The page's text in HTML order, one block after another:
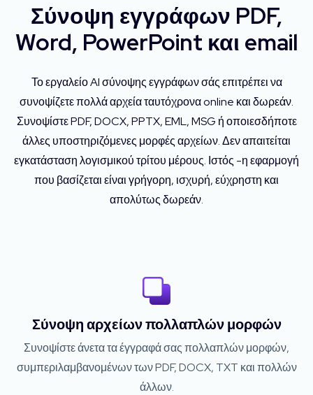
Σύνοψη εγγράφων PDF,
Word, PowerPoint και email
Το εργαλείο AI σύνοψης εγγράφων σάς επιτρέπει να
συνοψίζετε πολλά αρχεία ταυτόχρονα online και δωρεάν.
Συνοψίστε PDF, DOCX, PPTX, EML, MSG ή οποιεσδήποτε
άλλες υποστηριζόμενες μορφές αρχείων. Δεν απαιτείται
εγκατάσταση λογισμικού τρίτου μέρους. Ιστός -η εφαρμογή
που βασίζεται είναι γρήγορη, ισχυρή, εύχρηστη και
απολύτως δωρεάν.
Σύνοψη αρχείων πολλαπλών μορφών
Συνοψίστε άνετα τα έγγραφά σας πολλαπλών μορφών,
συμπεριλαμβανομένων των PDF, DOCX, TXT και πολλών
άλλων.